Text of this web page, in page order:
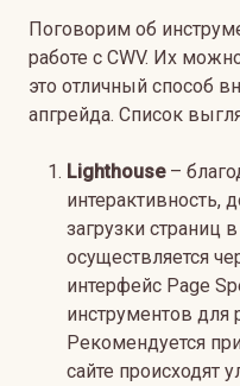
Поговорим об
работе с CWV. Их
это отличный способ
апгрейда. Список
Lighthouse –
интерактивность,
загрузки страниц
осуществляется
интерфейс Page
инструментов для
Рекомендуется
сайте происходят